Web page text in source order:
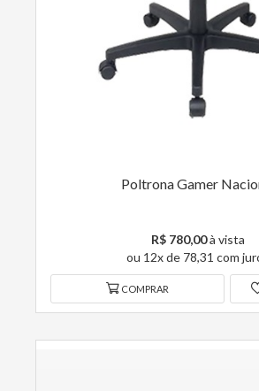
Poltrona Gamer
R$ 780,00à vista
ou 12x de 78,31 com
COMPRAR